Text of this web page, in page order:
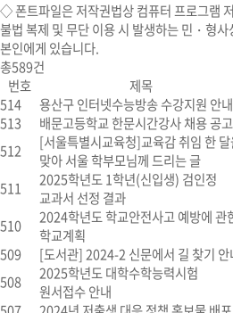
◇폰트파일은 저작권법상 컴퓨터 프로그램
불법 복제 및 무단 이용 시 발생하는 민・형
본인에게 있습니다.
총589건
번호
제목
514
용산구 인터넷수능방송 수강지원 안내
513
배문고등학교 한문시간강사 채용 공고
512
[서울특별시교육청]교육감 취임 한
맞아 서울 학부모님께 드리는 글
511
2025학년도 1학년(신입생) 검인정
교과서 선정 결과
510
2024학년도 학교안전사고 예방에 관
학교계획
509
[도서관] 2024-2 신문에서 길 찾기 안
508
2025학년도 대학수학능력시험
원서접수 안내